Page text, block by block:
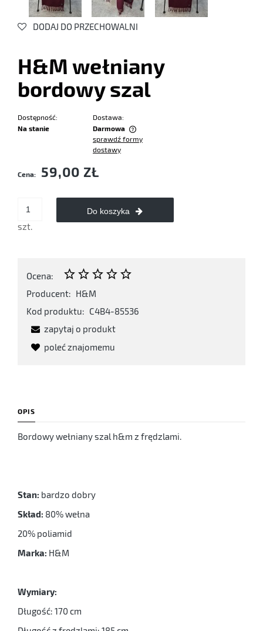
DODAJ DO PRZECHOWALNI
H&M wełniany
bordowy szal
Dostępność:
Na stanie
Dostawa:
Darmowa
Cena nie zawiera ewentualnych kosztów płatności
sprawdź formy
dostawy
Cena: 59,00 ZŁ
szt.
Do koszyka
Ocena:
Producent: H&M
Kod produktu: C4B4-85536
zapytaj o produkt
poleć znajomemu
OPIS
Bordowy wełniany szal h&m z frędzlami.
Stan: bardzo dobry
Skład: 80% wełna
20% poliamid
Marka: H&M
Wymiary:
Długość: 170 cm